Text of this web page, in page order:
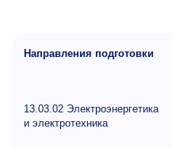
Направления подготовки
13.03.02 Электроэнергетика
и электротехника